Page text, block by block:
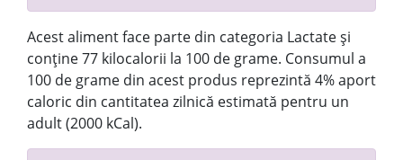
Acest aliment face parte din categoria Lactate și
conține 77 kilocalorii la 100 de grame. Consumul a
100 de grame din acest produs reprezintă 4% aport
caloric din cantitatea zilnică estimată pentru un
adult (2000 kCal).